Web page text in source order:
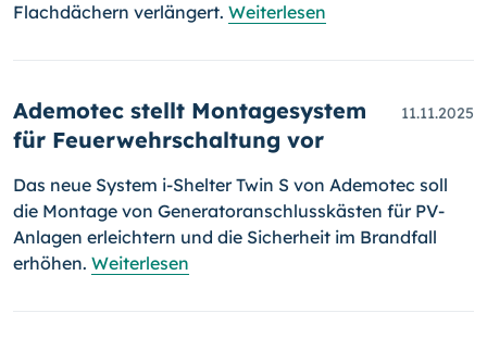
Flachdächern verlängert. Weiterlesen
Ademotec stellt Montagesystem
für Feuerwehrschaltung vor
11.11.2025
Das neue System i-Shelter Twin S von Ademotec soll
die Montage von Generatoranschlusskästen für PV-
Anlagen erleichtern und die Sicherheit im Brandfall
erhöhen. Weiterlesen